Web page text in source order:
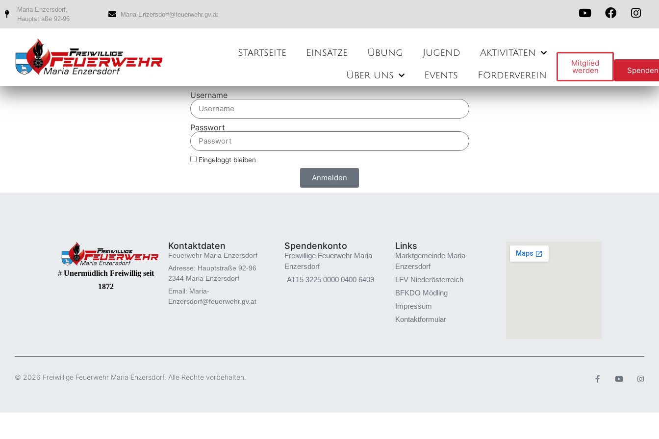
Maria Enzersdorf,
Hauptstraße 92-96
Maria-Enzersdorf@feuerwehr.gv.at
Startseite Einsätze Übung Jugend Aktivitäten
Über uns Events Förderverein
Mitglied
werden Spenden
Username
Passwort
Eingeloggt bleiben
Anmelden
# Unermüdlich Freiwillig seit
1872
Kontaktdaten
Feuerwehr Maria Enzersdorf
Adresse: Hauptstraße 92-96
2344 Maria Enzersdorf
Email: Maria-
Enzersdorf@feuerwehr.gv.at
Spendenkonto
Freiwillige Feuerwehr Maria
Enzersdorf
AT15 3225 0000 0400 6409
Links
Marktgemeinde Maria
Enzersdorf
LFV Niederösterreich
BFKDO Mödling
Impressum
Kontaktformular
© 2026 Freiwillige Feuerwehr Maria Enzersdorf. Alle Rechte vorbehalten.